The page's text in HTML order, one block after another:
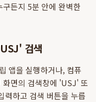
든지 5분 안에 완벽한
검색
앱을 실행하거나, 컴퓨
화면의 검색창에 'USJ' 또
력하고 검색 버튼을 누릅